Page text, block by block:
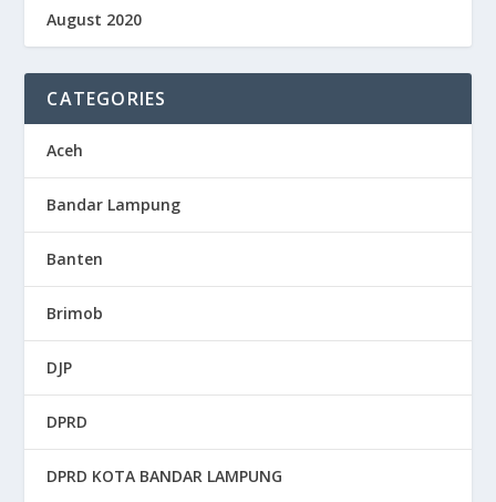
August 2020
CATEGORIES
Aceh
Bandar Lampung
Banten
Brimob
DJP
DPRD
DPRD KOTA BANDAR LAMPUNG